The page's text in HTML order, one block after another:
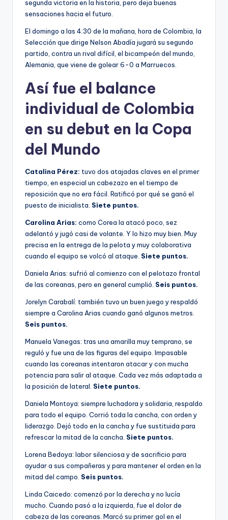
segunda victoria en la historia, pero deja buenas
sensaciones hacia el futuro.
El domingo a las 4:30 de la mañana, hora de Colombia, la
Selección que dirige Nelson Abadía jugará su segundo
partido, contra un rival difícil, el bicampeón del mundo,
Alemania, que viene de golear 6-0 a Marruecos.
Así fue el balance
individual de Colombia
en su debut en la Copa
del Mundo
Catalina Pérez: tuvo dos atajadas claves en el primer
tiempo, en especial un cabezazo en el tiempo de
reposición que no era fácil. Ratificó por qué se ganó el
puesto de inicialista. Siete puntos.
Carolina Arias: como Corea la atacó poco, sez
adelantó y jugó casi de volante. Y lo hizo muy bien. Muy
precisa en la entrega de la pelota y muy colaborativa
cuando el equipo se volcó al ataque. Siete puntos.
Daniela Arias: sufrió al comienzo con el pelotazo frontal
de las coreanas, pero en general cumplió. Seis puntos.
Jorelyn Carabalí: también tuvo un buen juego y respaldó
siempre a Carolina Arias cuando ganó algunos metros.
Seis puntos.
Manuela Vanegas: tras una amarilla muy temprano, se
reguló y fue una de las figuras del equipo. Impasable
cuando las coreanas intentaron atacar y con mucha
potencia para salir al ataque. Cada vez más adaptada a
la posición de lateral. Siete puntos.
Daniela Montoya: siempre luchadora y solidaria, respaldo
para todo el equipo. Corrió toda la cancha, con orden y
liderazgo. Dejó todo en la cancha y fue sustituida para
refrescar la mitad de la cancha. Siete puntos.
Lorena Bedoya: labor silenciosa y de sacrificio para
ayudar a sus compañeras y para mantener el orden en la
mitad del campo. Seis puntos.
Linda Caicedo: comenzó por la derecha y no lucía
mucho. Cuando pasó a la izquierda, fue el dolor de
cabeza de las coreanas. Marcó su primer gol en el